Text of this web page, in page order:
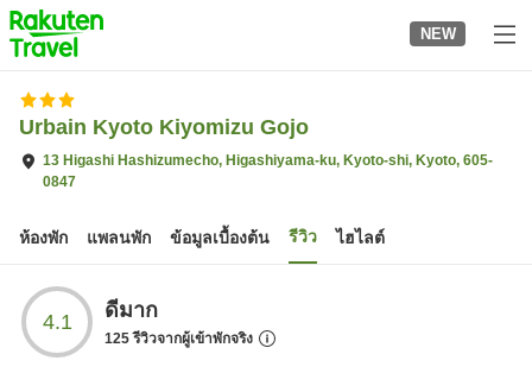
to
top
page
NEW
Urbain Kyoto Kiyomizu Gojo
13 Higashi Hashizumecho, Higashiyama-ku, Kyoto-shi, Kyoto, 605-
0847
ห้องพัก แพลนพัก ข้อมูลเบื้องต้น รีวิว ไฮไลต์
4.1 ดีมาก
125รีวิวจากผู้เข้าพักจริง